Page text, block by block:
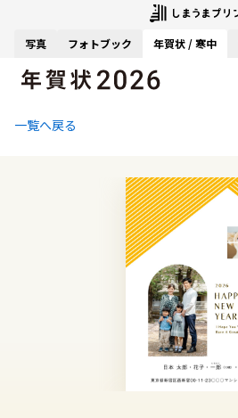
写真 フォトブック 年賀状 / 寒中
一覧へ戻る